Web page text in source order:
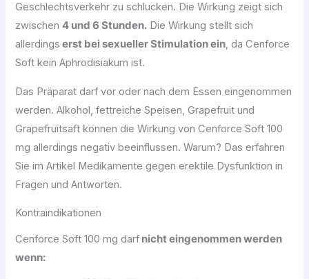
Geschlechtsverkehr zu schlucken. Die Wirkung zeigt sich
zwischen4 und 6 Stunden. Die Wirkung stellt sich
allerdings erst bei sexueller Stimulation ein, da Cenforce
Soft kein Aphrodisiakum ist.
Das Präparat darf vor oder nach dem Essen eingenommen
werden. Alkohol, fettreiche Speisen, Grapefruit und
Grapefruitsaft können die Wirkung von Cenforce Soft 100
mg allerdings negativ beeinflussen. Warum? Das erfahren
Sie im Artikel Medikamente gegen erektile Dysfunktion in
Fragen und Antworten.
Kontraindikationen
Cenforce Soft 100 mg darf nicht eingenommen werden
wenn: